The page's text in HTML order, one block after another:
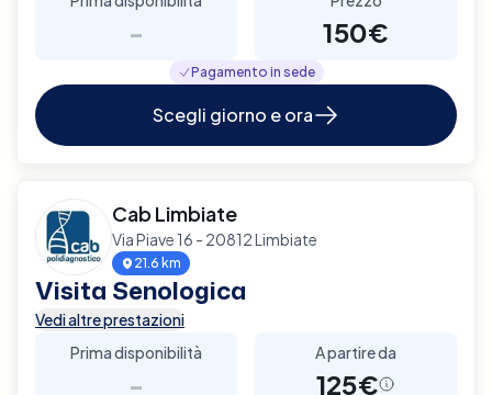
- 150€
Pagamento in sede
Scegli giorno e ora
Cab Limbiate
Via Piave 16 - 20812 Limbiate
21.6 km
Visita Senologica
Vedi altre prestazioni
Prima disponibilità
-
A partire da
125€